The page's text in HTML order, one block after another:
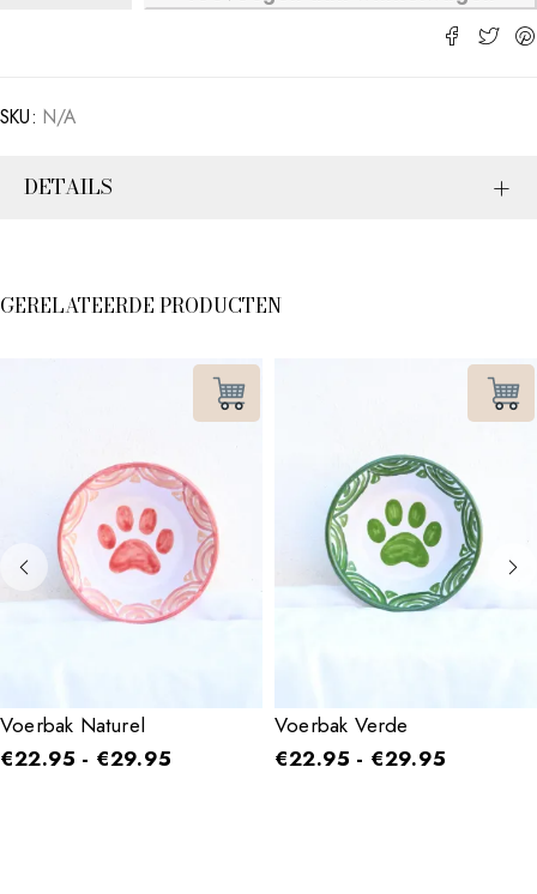
SKU: N/A
DETAILS
GERELATEERDE PRODUCTEN
Voerbak Naturel
€22.95 - €29.95
Voerbak Verde
€22.95 - €29.95